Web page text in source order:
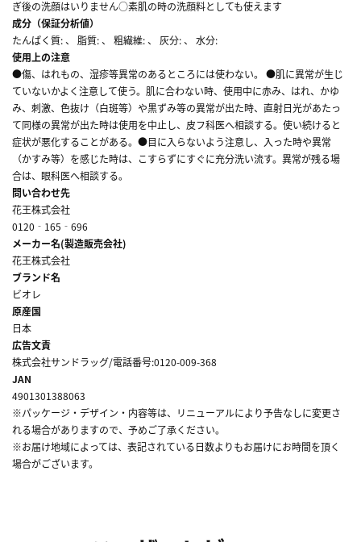
ぎ後の洗顔はいりません○素肌の時の洗顔料としても使えます
成分（保証分析値）
たんぱく質: 、 脂質: 、 粗繊維: 、 灰分: 、 水分:
使用上の注意
●傷、はれもの、湿疹等異常のあるところには使わない。 ●肌に異常が生じ
ていないかよく注意して使う。肌に合わない時、使用中に赤み、はれ、かゆ
み、刺激、色抜け（白斑等）や黒ずみ等の異常が出た時、直射日光があたっ
て同様の異常が出た時は使用を中止し、皮フ科医へ相談する。使い続けると
症状が悪化することがある。●目に入らないよう注意し、入った時や異常
（かすみ等）を感じた時は、こすらずにすぐに充分洗い流す。異常が残る場
合は、眼科医へ相談する。
問い合わせ先
花王株式会社
0120‐165‐696
メーカー名(製造販売会社)
花王株式会社
ブランド名
ビオレ
原産国
日本
広告文責
株式会社サンドラッグ/電話番号:0120-009-368
JAN
4901301388063
※パッケージ・デザイン・内容等は、リニューアルにより予告なしに変更さ
れる場合がありますので、予めご了承ください。
※お届け地域によっては、表記されている日数よりもお届けにお時間を頂く
場合がございます。